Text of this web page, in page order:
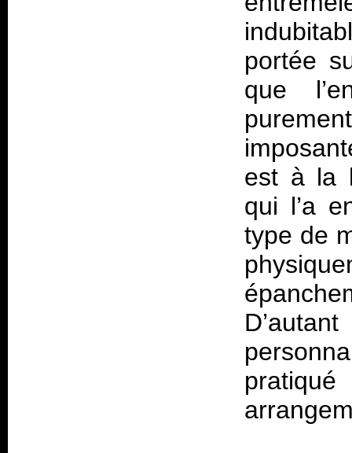
portée
que
est à la
qui l’a
type de